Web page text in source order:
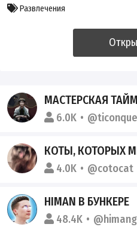
Развлечения
МАСТЕРСКАЯ
6.0K
КОТЫ, КОТОРЫХ
4.0K @cotocat
HIMAN В БУНКЕРЕ
48.4K